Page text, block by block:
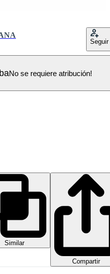
Seguir
No se requiere atribución!
Similar
Compartir